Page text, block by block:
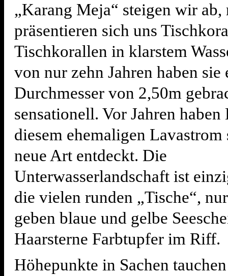
„Karang Meja“ steigen wir ab,
präsentieren sich uns
Tischkorallen in klarstem
von nur zehn Jahren haben sie
Durchmesser von 2,50m
sensationell. Vor Jahren
diesem ehemaligen Lavastrom
neue Art entdeckt. Die
Unterwasserlandschaft ist
die vielen runden „Tische“,
geben blaue und gelbe
Haarsterne Farbtupfer im Riff.
Höhepunkte in Sachen